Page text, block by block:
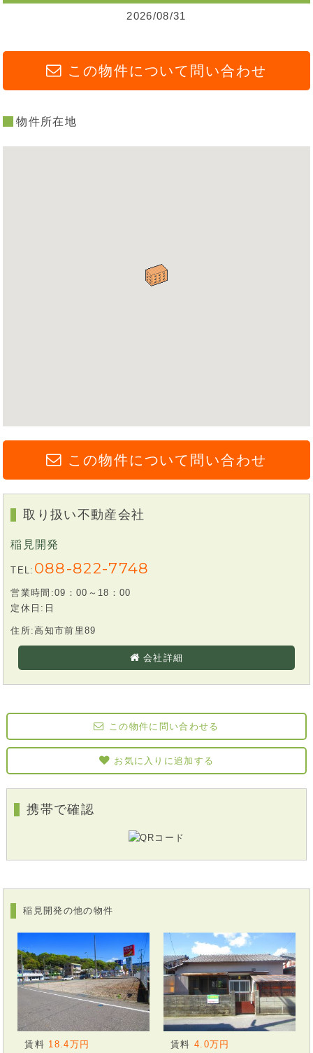
2026/08/31
この物件について問い合わせ
物件所在地
この物件について問い合わせ
取り扱い不動産会社
稲見開発
TEL: 088-822-7748
営業時間:09：00～18：00
定休日:日
住所:高知市前里89
会社詳細
この物件に問い合わせる
お気に入りに追加する
携帯で確認
稲見開発の他の物件
賃料 18.4万円
賃料 4.0万円